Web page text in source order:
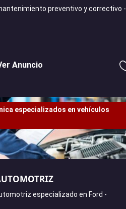
preventivo y correctivo -
Anuncio
especializados en vehículos
especializado en Ford -